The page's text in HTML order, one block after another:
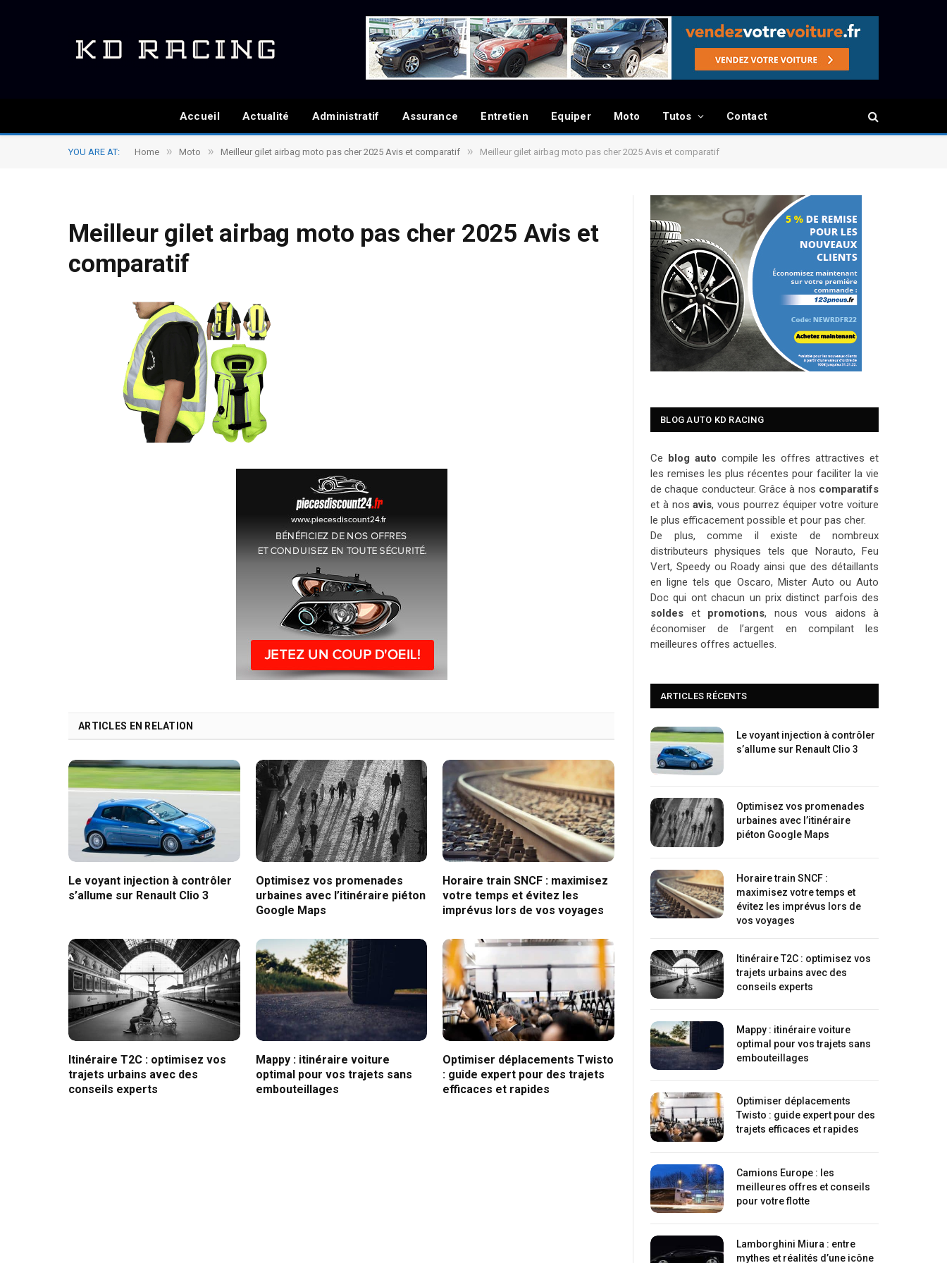
Accueil Actualité Administratif Assurance Entretien Equiper Moto Tutos Contact
YOU ARE AT: Home » Moto » Meilleur gilet airbag moto pas cher 2025 Avis et comparatif » Meilleur gilet airbag moto pas cher 2025 Avis et comparatif
Meilleur gilet airbag moto pas cher 2025 Avis et
comparatif
ARTICLES EN RELATION
Le voyant injection à contrôler
s’allume sur Renault Clio 3
Optimisez vos promenades
urbaines avec l’itinéraire piéton
Google Maps
Horaire train SNCF : maximisez
votre temps et évitez les
imprévus lors de vos voyages
Itinéraire T2C : optimisez vos
trajets urbains avec des
conseils experts
Mappy : itinéraire voiture
optimal pour vos trajets sans
embouteillages
Optimiser déplacements Twisto
: guide expert pour des trajets
efficaces et rapides
BLOG AUTO KD RACING
Ce blog auto compile les offres attractives et
les remises les plus récentes pour faciliter la vie
de chaque conducteur. Grâce à nos comparatifs
et à nosavis, vous pourrez équiper votre voiture
le plus efficacement possible et pour pas cher.
De plus, comme il existe de nombreux
distributeurs physiques tels que Norauto, Feu
Vert, Speedy ou Roady ainsi que des détaillants
en ligne tels que Oscaro, Mister Auto ou Auto
Doc qui ont chacun un prix distinct parfois des
soldes et promotions, nous vous aidons à
économiser de l’argent en compilant les
meilleures offres actuelles.
ARTICLES RÉCENTS
Le voyant injection à contrôler
s’allume sur Renault Clio 3
Optimisez vos promenades
urbaines avec l’itinéraire
piéton Google Maps
Horaire train SNCF :
maximisez votre temps et
évitez les imprévus lors de
vos voyages
Itinéraire T2C : optimisez vos
trajets urbains avec des
conseils experts
Mappy : itinéraire voiture
optimal pour vos trajets sans
embouteillages
Optimiser déplacements
Twisto : guide expert pour des
trajets efficaces et rapides
Camions Europe : les
meilleures offres et conseils
pour votre flotte
Lamborghini Miura : entre
mythes et réalités d’une icône